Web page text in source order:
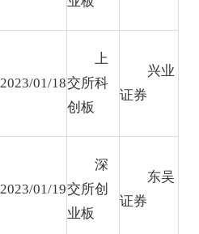
2023/01/18
上
交所科
创板
兴业
证券
2023/01/19
深
交所创
业板
东吴
证券